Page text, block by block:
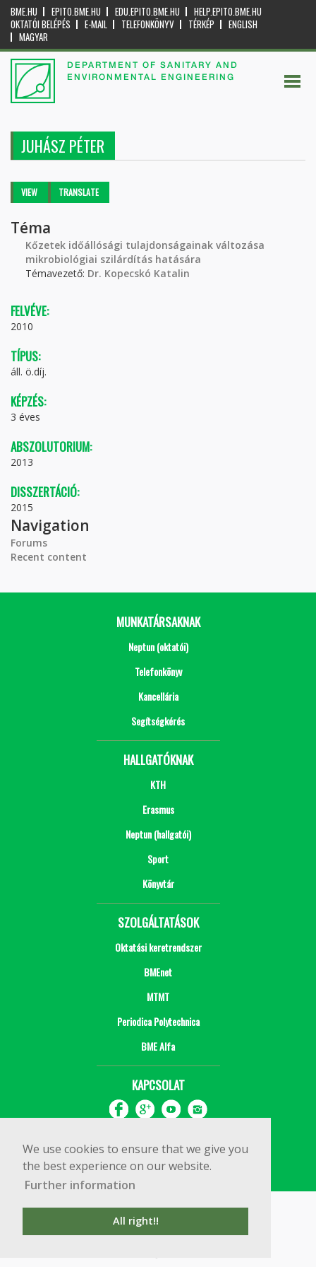
We use cookies to ensure that we give you
the best experience on our website.
Further information
All right!!
BME.HU EPITO.BME.HU EDU.EPITO.BME.HU
HELP.EPITO.BME.HU
OKTATÓI BELÉPÉS
E-MAIL TELEFONKÖNYV TÉRKÉP
ENGLISH
MAGYAR
DEPARTMENT OF SANITARY AND
ENVIRONMENTAL ENGINEERING
JUHÁSZ PÉTER
Primary tabs
VIEW (ACTIVETRANSLATE
Téma
Kőzetek időállósági tulajdonságainak változása
mikrobiológiai szilárdítás hatására
Témavezető: Dr. Kopecskó Katalin
FELVÉVE:
2010
TÍPUS:
áll. ö.díj.
KÉPZÉS:
3 éves
ABSZOLUTORIUM:
2013
DISSZERTÁCIÓ:
2015
Navigation
Forums
Recent content
MUNKATÁRSAKNAK
Neptun (oktatói)
Telefonkönyv
Kancellária
Segítségkérés
HALLGATÓKNAK
KTH
Erasmus
Neptun (hallgatói)
Sport
Könyvtár
SZOLGÁLTATÁSOK
Oktatási keretrendszer
BMEnet
MTMT
Periodica Polytechnica
BME Alfa
KAPCSOLAT
Copyright © 2020 BME Építőmérnöki Kar
1111 Budapest, Műegyetem rkp. 3.